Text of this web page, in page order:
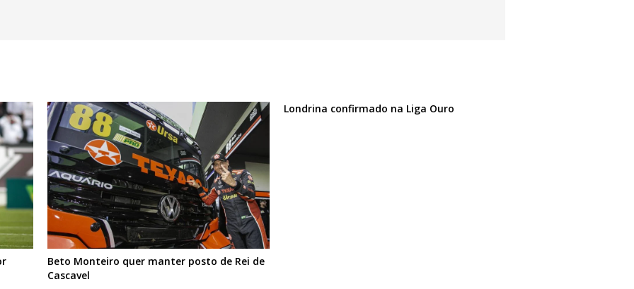
Beto Monteiro quer manter posto de Rei de
Cascavel
Londrina confirmado na Liga Ouro